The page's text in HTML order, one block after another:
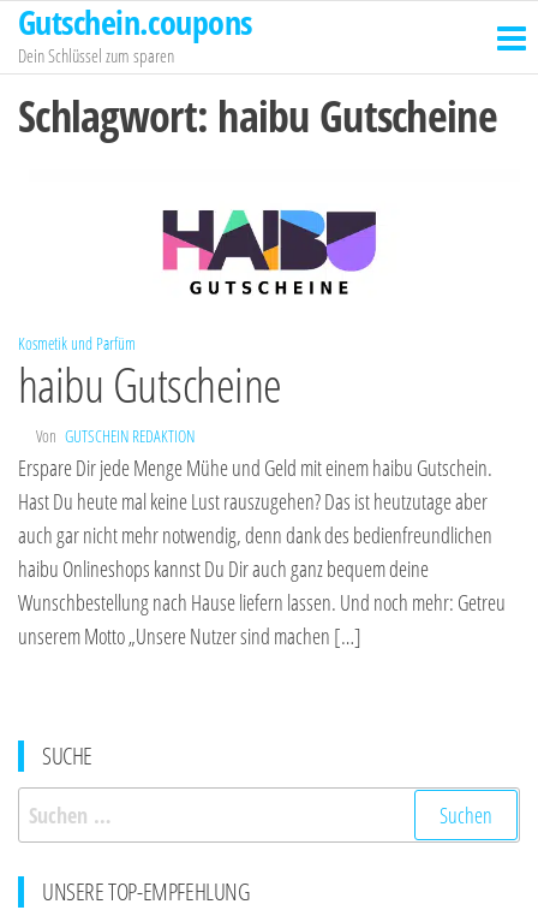
Zum
Inhalt
springen
Gutschein.coupons
Dein Schlüssel zum sparen
Schlagwort: haibu Gutscheine
Kosmetik und Parfüm
haibu Gutscheine
Von GUTSCHEIN REDAKTION
Erspare Dir jede Menge Mühe und Geld mit einem haibu Gutschein.
Hast Du heute mal keine Lust rauszugehen? Das ist heutzutage aber
auch gar nicht mehr notwendig, denn dank des bedienfreundlichen
haibu Onlineshops kannst Du Dir auch ganz bequem deine
Wunschbestellung nach Hause liefern lassen. Und noch mehr: Getreu
unserem Motto „Unsere Nutzer sind machen […]
SUCHE
Suchen
nach:
UNSERE TOP-EMPFEHLUNG